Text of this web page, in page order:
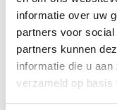
informatie over uw
partners voor
partners kunnen
informatie die u
verzameld op basis